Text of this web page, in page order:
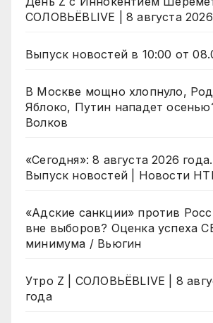
СОЛОВЬЁВLIVE | 8 августа
Выпуск новостей в 10:00 от
В Москве мощно хлопнуло,
Яблоко, Путин нападет
Волков
«Сегодня»: 8 августа 2026 года.
Выпуск новостей | Новости
«Адские санкции» против
вне выборов? Оценка успеха
минимума / Вьюгин
Утро Z | СОЛОВЬЁВLIVE | 8
года